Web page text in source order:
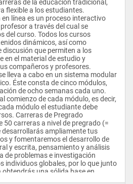
de la educación tradicional,
flexible a los estudiantes.
en línea es un proceso interactivo
a través del cual se
del curso. Todos los cursos
dinámicos, así como
discusión que permiten a los
en el material de estudio y
compañeros y profesores.
lleva a cabo en un sistema modular
Éste consta de cinco módulos,
de ocho semanas cada uno.
comienzo de cada módulo, es decir,
módulo el estudiante debe
Carreras de Pregrado
50 carreras a nivel de pregrado (=
desarrollarás ampliamente tus
y fomentaremos el desarrollo de
y escrita, pensamiento y análisis
de problemas e investigación
individuos globales, por lo que junto
una sólida base en
de cursos de Colegio General,